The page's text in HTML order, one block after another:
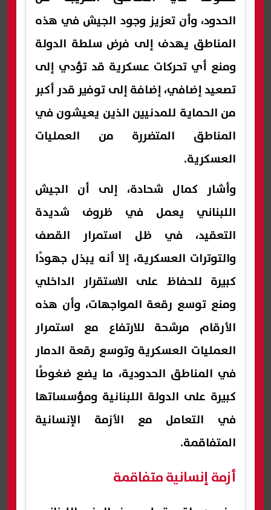
الحدود، وأن تعزيز وجود الجيش في هذه
المناطق يهدف إلى فرض سلطة الدولة
ومنع أي تحركات عسكرية قد تؤدي إلى
تصعيد إضافي، إضافة إلى توفير قدر أكبر
من الحماية للمدنيين الذين يعيشون في
المناطق المتضررة من العمليات
العسكرية.
وأشار كمال شحادة، إلى أن الجيش
اللبناني يعمل في ظروف شديدة
التعقيد، في ظل استمرار القصف
والتوترات العسكرية، إلا أنه يبذل جهودًا
كبيرة للحفاظ على الاستقرار الداخلي
ومنع توسع رقعة المواجهات، وأن هذه
الأرقام مرشحة للارتفاع مع استمرار
العمليات العسكرية وتوسع رقعة الدمار
في المناطق الحدودية، ما يضع ضغوطًا
كبيرة على الدولة اللبنانية ومؤسساتها
في التعامل مع الأزمة الإنسانية
المتفاقمة.
أزمة إنسانية متفاقمة